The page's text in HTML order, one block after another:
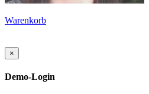
Warenkorb
×
Demo-Login